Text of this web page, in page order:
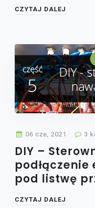
CZYTAJ DALEJ
06 cze, 2021 3
DIY –
pod listwę
CZYTAJ DALEJ